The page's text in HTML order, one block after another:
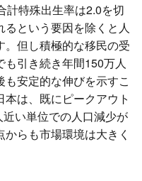
計特殊出生率は2.0を切
という要因を除くと人
但し積極的な移民の受
も引き続き年間150万人
安定的な伸びを示すこ
は、既にピークアウト
い単位での人口減少が
らも市場環境は大きく